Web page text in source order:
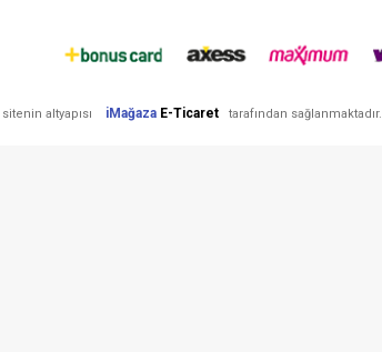
sitenin altyapısı iMağaza E-Ticaret tarafından sağlanmaktadır.